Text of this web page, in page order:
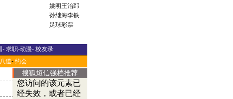
姚明王治郅
孙继海李铁
足球彩票
- 求职-动漫- 校友录
道- 约会
搜狐短信强档推荐